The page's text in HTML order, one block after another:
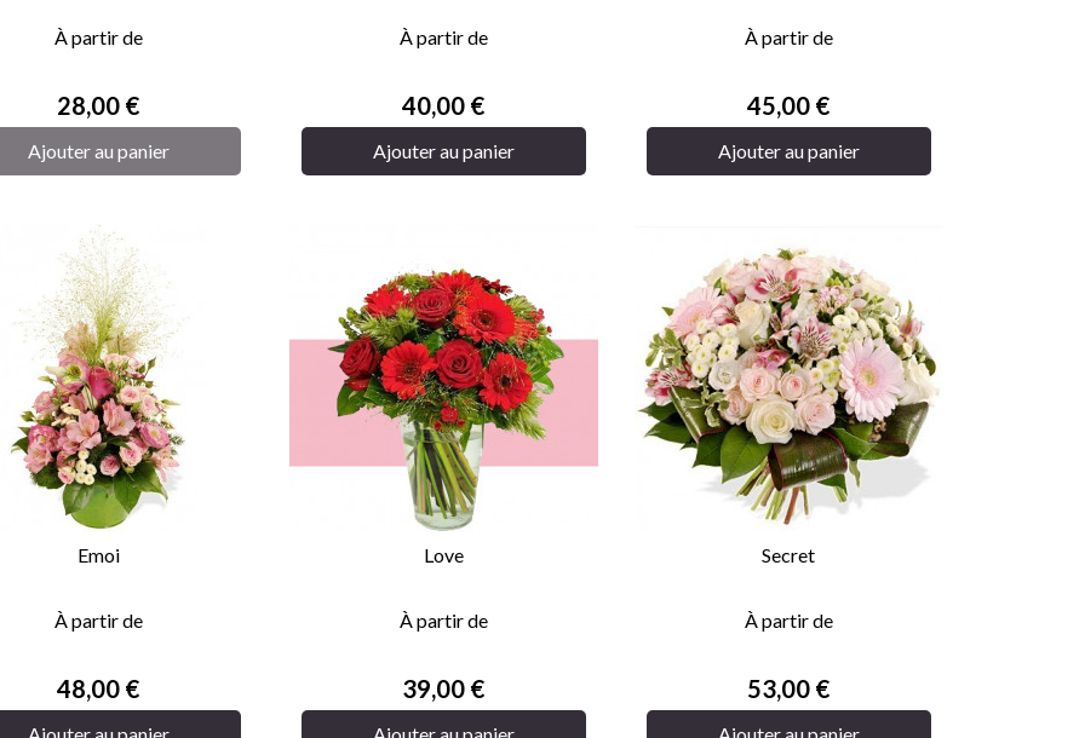
À partir de
Prix
28,00 €
Ajouter au panier
À partir de
Prix
40,00 €
Ajouter au panier
À partir de
Prix
45,00 €
Ajouter au panier
Emoi
À partir de
Prix
48,00 €
Love
À partir de
Prix
39,00 €
Secret
À partir de
Prix
53,00 €